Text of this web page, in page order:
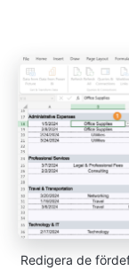
Redigera de